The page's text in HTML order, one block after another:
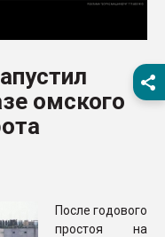
Продам отходы
Armaloy PC/ABS-1IM
26.07.2022 "Сибирский
намного дороже
Профильная
покупка, обмен
омского
После годового
простоя на